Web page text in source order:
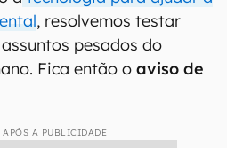
, resolvemos testar
pesados do
Fica então o aviso de
A PUBLICIDADE